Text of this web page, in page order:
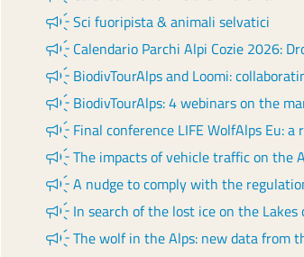
Event poster
campaignSci fuoripista & animali selvatici
campaign Calendario Parchi Alpi Cozie 2026:
campaign BiodivTourAlps and Loomi:
campaign BiodivTourAlps: 4 webinars on the
campaign Final conference LIFE WolfAlps Eu: a
campaignThe impacts of vehicle traffic on the
campaignA nudge to comply with the
campaign In search of the lost ice on the Lakes
campaignThe wolf in the Alps: new data from